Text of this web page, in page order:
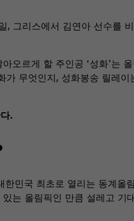
그리스에서 김연아 선수를
르게 할 주인공 ‘성화’는
무엇인지, 성화봉송 릴레
.
민국 최초로 열리는 동계
는 올림픽인 만큼 설레고 기